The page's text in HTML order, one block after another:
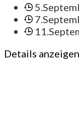
Details anzeigen